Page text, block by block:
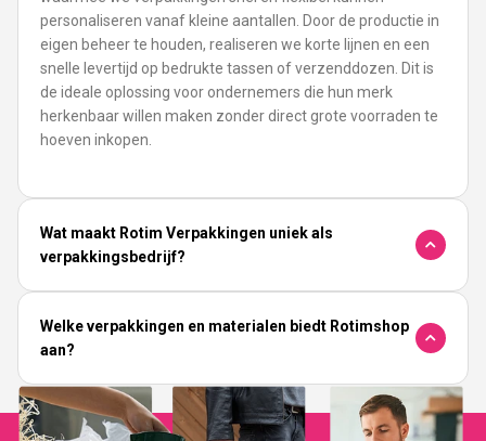
personaliseren vanaf kleine aantallen. Door de productie in
eigen beheer te houden, realiseren we korte lijnen en een
snelle levertijd op bedrukte tassen of verzenddozen. Dit is
de ideale oplossing voor ondernemers die hun merk
herkenbaar willen maken zonder direct grote voorraden te
hoeven inkopen.
Wat maakt Rotim Verpakkingen uniek als
verpakkingsbedrijf?
Welke verpakkingen en materialen biedt Rotimshop
aan?